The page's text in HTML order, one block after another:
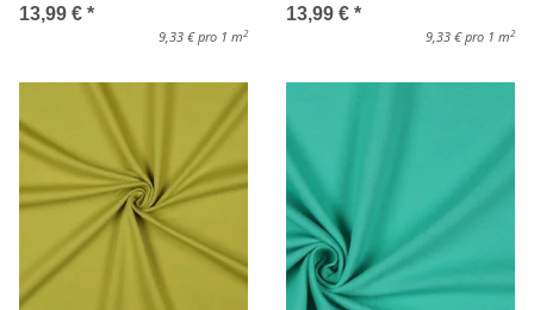
13,99 € *
9,33 € pro 1 m 2
13,99 € *
9,33 € pro 1 m 2